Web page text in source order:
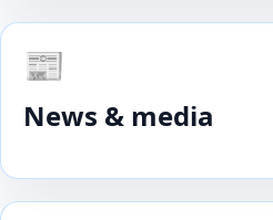
📰
News & media